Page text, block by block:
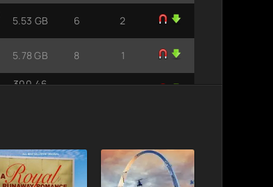
5.53 GB 6 2
5.78 GB 8 1
300.46
413.66
MB
13 0